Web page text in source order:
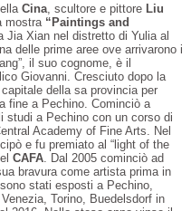
Cina , scultore e pittore Liu
mostra “Paintings and
Jia Xian nel distretto di Yulia al
delle prime aree ove arrivarono i
il suo cognome, è il
Giovanni. Cresciuto dopo la
della sa provincia per
fine a Pechino. Cominciò a
studi a Pechino con un corso di
Academy of Fine Arts. Nel
e fu premiato al “light of the
CAFA . Dal 2005 cominciò ad
bravura come artista prima in
stati esposti a Pechino,
Torino, Buedelsdorf in